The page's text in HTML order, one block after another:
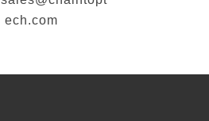
ech.com